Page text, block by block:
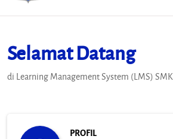
Selamat Datang
di Learning Management System (LMS)
PROFIL